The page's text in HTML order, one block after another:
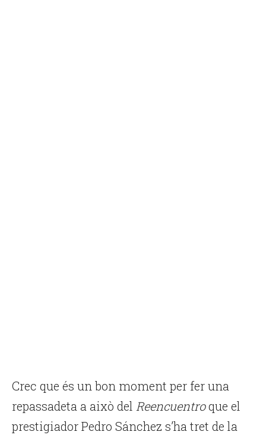
Crec que és un bon moment per fer una
repassadeta a això del Reencuentroque el
prestigiador Pedro Sánchez s’ha tret de la